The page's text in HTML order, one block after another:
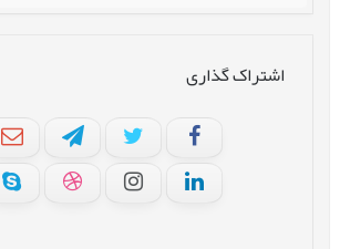
اشتراک گذاری